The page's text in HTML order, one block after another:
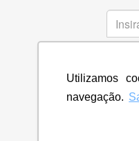
Utilizamos
navegação.
*